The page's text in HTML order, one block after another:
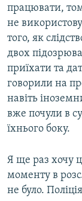
працювати,
не
того, як
двох
приїхати та
говорили на
навіть
вже почули в
їхнього боку.
Я ще раз хочу
моменту в
не було.